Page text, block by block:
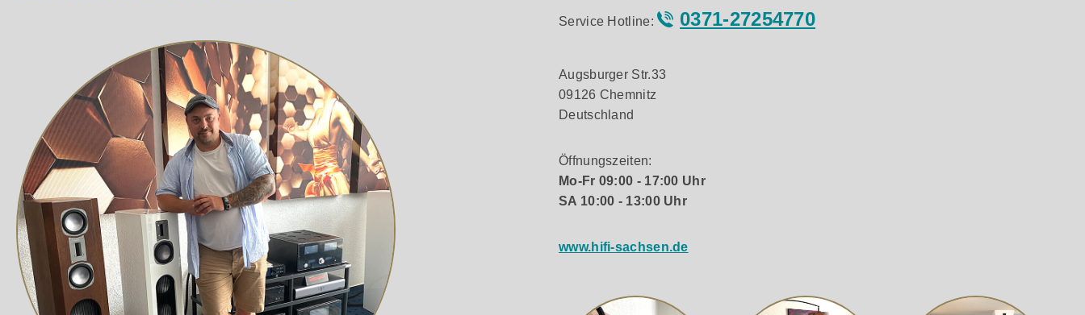
· Erstklassiges vergoldetes Stereo-Anschluss-Terminal
· Titan-beschichtete Polypropylen Membran für eine präzise und detaillierte Wiedergabe über den gesamten Übertragungsbereich · 155 mm Tieftöner garantieren einen
kräftigen, tiefen Bass aus einem schlanken Gehäuse
· Weiße Lautsprecher sind mit weißen Stofffronten ausgestattet
· Sichere magnetische Befestigung der Frontblenden – Betonung des Design Anspruches
Service Hotline: 0371-27254770
Augsburger Str.33
09126 Chemnitz
Deutschland
Öffnungszeiten:
Mo-Fr 09:00 - 17:00 Uhr
SA 10:00 - 13:00 Uhr
www.hifi-sachsen.de